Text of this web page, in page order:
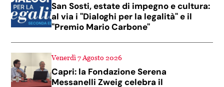
San Sosti, estate di impegno e cultura:
al via i "Dialoghi per la legalità" e il
"Premio Mario Carbone"
Venerdì 7 Agosto 2026
Capri: la Fondazione Serena
Messanelli Zweig celebra il